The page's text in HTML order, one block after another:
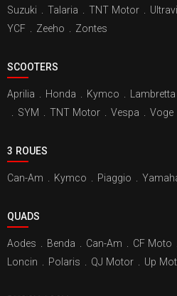
Suzuki
Talaria TNT Motor
YCF
Zeeho Zontes
SCOOTERS
Aprilia Honda Kymco Lambretta
SYM TNT Motor Vespa Voge
3 ROUES
Can-Am Kymco Piaggio
QUADS
Aodes Benda Can-Am CF Moto
Loncin
Polaris QJ Motor Up